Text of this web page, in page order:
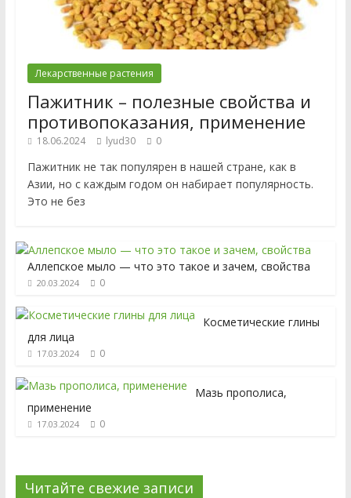
Лекарственные растения
Пажитник – полезные свойства и
противопоказания, применение
18.06.2024 lyud30 0
Пажитник не так популярен в нашей стране, как в
Азии, но с каждым годом он набирает популярность.
Это не без
Аллепское мыло — что это такое и зачем, свойства
20.03.2024 0
Косметические глины
для лица
17.03.2024 0
Мазь прополиса,
применение
17.03.2024 0
Читайте свежие записи